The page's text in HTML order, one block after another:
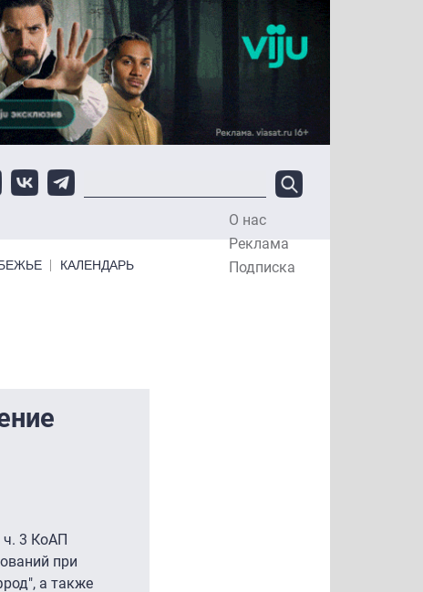
О нас
Реклама
Подписка
КАЛЕНДАРЬ
ч. 3 КоАП
при
а также